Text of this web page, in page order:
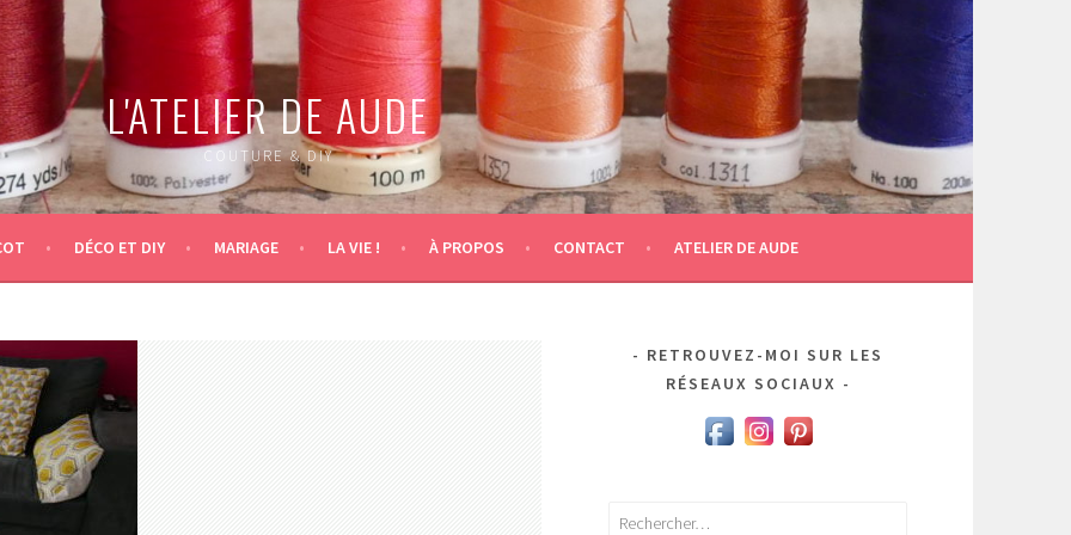
L'ATELIER DE AUDE
COUTURE & DIY
DÉCO ET DIY MARIAGE LA VIE ! À PROPOS CONTACT ATELIER DE AUDE
RETROUVEZ-MOI SUR LES
RÉSEAUX SOCIAUX
Rechercher :